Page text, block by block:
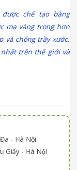
được chế tạo bằng
mạ vàng trong hơn
và chống trầy xước.
trên thế giới và
- Hà Nội
Giấy - Hà Nội